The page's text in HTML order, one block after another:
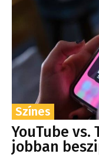
Színes
YouTube vs.
jobban